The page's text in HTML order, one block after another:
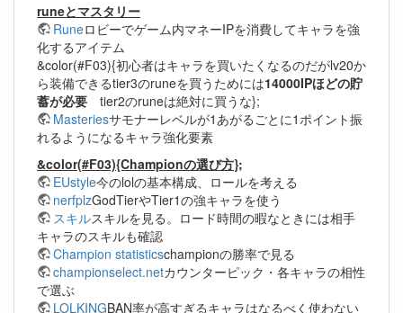
runeとマスタリー
Runeロビーでゲーム内マネーIPを消費してキャラを強
化するアイテム
&color(#F03){初心者はキャラを買いたくなるのだがlv20か
ら装備できるtier3のruneを買うためには14000IPほどの貯
蓄が必要 tier2のruneは絶対に買うな};
Masteriesサモナーレベルが1あがるごとに1ポイント振
れるようになるキャラ強化要素
&color(#F03){Championの選び方};
EUstyle今のlolの基本構成、ロールを考える
nerfplzGodTierやTier1の強キャラを使う
スキルスキルを見る。ロード時間の暇なときには相手
キャラのスキルも確認
Champion statisticschampionの勝率で見る
championselect.netカウンターピック・各キャラの相性
で選ぶ
LOLKINGBAN率が高すぎるキャラはなるべく使わない